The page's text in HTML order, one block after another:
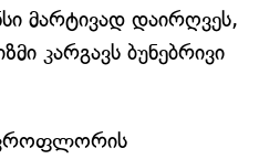
მარტივად დაირღვეს,
კარგავს ბუნებრივი